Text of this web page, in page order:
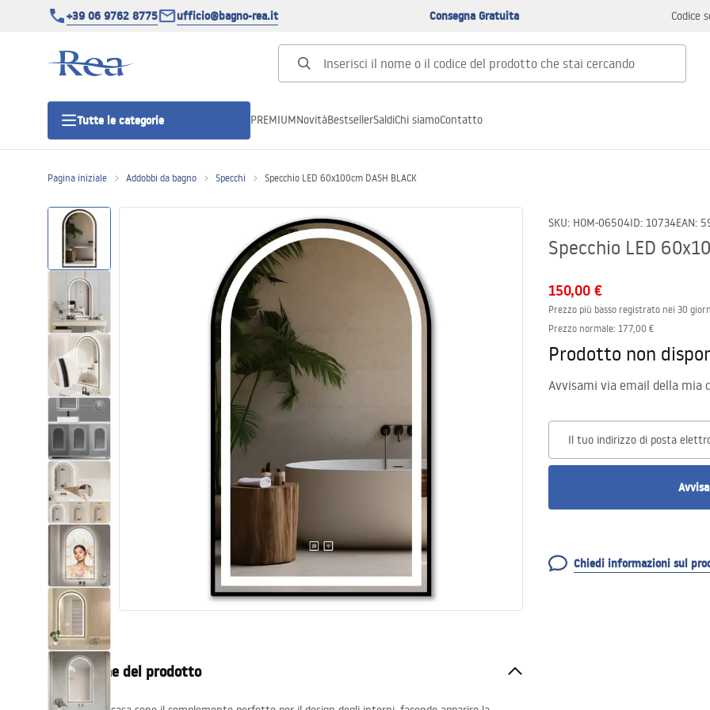
+39 06 9762 8775 ufficio@bagno-rea.it Consegna Gratuita Codice
Tutte le categorie
Porte doccia
Canaline di scarico
Set di vaso WC e bidet
Lavabi
Vasche da bagno e schermi vasca
Rubinetti da bagno
Set doccia
Cucina
Accessori e mobili da bagno
PREMIUMNovitàBestsellerSaldiChi siamoContatto
Pagina iniziale Addobbi da bagno Specchi Specchio LED 60x100cm DASH BLACK
SKU: HOM-06504ID: 10734EAN:
Specchio LED
150,00 €
Prezzo più basso registrato nei 30
Prezzo normale: 177,00 €
Prodotto non
Avvisami via email della mia
Il tuo indirizzo di posta
Chiedi informazioni sul
Descrizione del prodotto